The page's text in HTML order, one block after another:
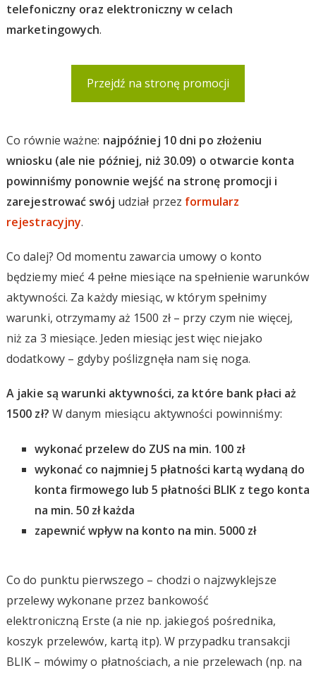
telefoniczny oraz elektroniczny w celach
marketingowych.
Przejdź na stronę promocji
Co równie ważne: najpóźniej 10 dni po złożeniu
wniosku (ale nie później, niż 30.09) o otwarcie konta
powinniśmy ponownie wejść na stronę promocji i
zarejestrować swój udział przez formularz
rejestracyjny.
Co dalej? Od momentu zawarcia umowy o konto
będziemy mieć 4 pełne miesiące na spełnienie warunków
aktywności. Za każdy miesiąc, w którym spełnimy
warunki, otrzymamy aż 1500 zł – przy czym nie więcej,
niż za 3 miesiące. Jeden miesiąc jest więc niejako
dodatkowy – gdyby poślizgnęła nam się noga.
A jakie są warunki aktywności, za które bank płaci aż
1500 zł? W danym miesiącu aktywności powinniśmy:
wykonać przelew do ZUS na min. 100 zł
wykonać co najmniej 5 płatności kartą wydaną do
konta firmowego lub 5 płatności BLIK z tego konta
na min. 50 zł każda
zapewnić wpływ na konto na min. 5000 zł
Co do punktu pierwszego – chodzi o najzwyklejsze
przelewy wykonane przez bankowość
elektroniczną Erste (a nie np. jakiegoś pośrednika,
koszyk przelewów, kartą itp). W przypadku transakcji
BLIK – mówimy o płatnościach, a nie przelewach (np. na